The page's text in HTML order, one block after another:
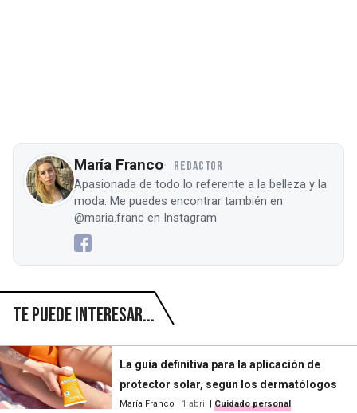
María Franco REDACTOR
Apasionada de todo lo referente a la belleza y la
moda. Me puedes encontrar también en
@maria.franc en Instagram
Te puede interesar...
La guía definitiva para la aplicación de
protector solar, según los dermatólogos
María Franco 1 abril Cuidado personal